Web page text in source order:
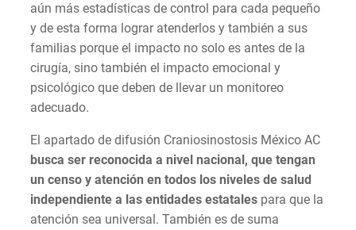
aún más estadísticas de control para cada pequeño
y de esta forma lograr atenderlos y también a sus
familias porque el impacto no solo es antes de la
cirugía, sino también el impacto emocional y
psicológico que deben de llevar un monitoreo
adecuado.
El apartado de difusión Craniosinostosis México AC
busca ser reconocida a nivel nacional, que tengan
un censo y atención en todos los niveles de salud
independiente a las entidades estatales para que la
atención sea universal. También es de suma